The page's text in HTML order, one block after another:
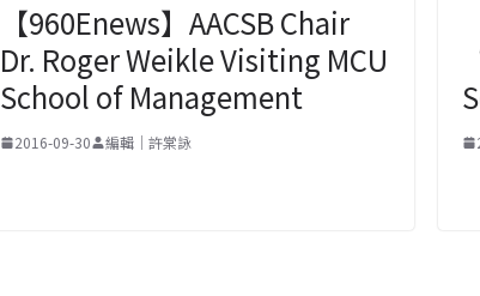
【960Enews】AACSB Chair
Dr. Roger Weikle Visiting MCU
School of Management
2016-09-30 編輯｜許棠詠